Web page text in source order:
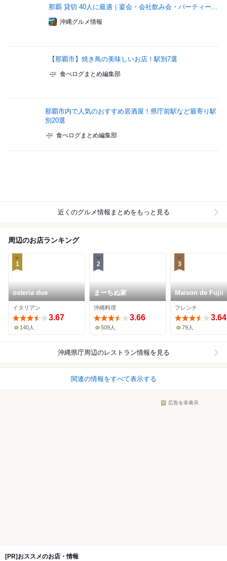
那覇 貸切 40人に最適｜宴会・会社飲み会・パーティー...
沖縄グルメ情報
【那覇市】焼き鳥の美味しいお店！駅別7選
食べログまとめ編集部
那覇市内で人気のおすすめ居酒屋！県庁前駅など最寄り駅
別20選
食べログまとめ編集部
近くのグルメ情報まとめをもっと見る
周辺のお店ランキング
1
osteria due
イタリアン
3.67
140人
2
まーちぬ家
沖縄料理
3.66
509人
3
Maison de Fujii
フレンチ
3.64
79人
沖縄県庁周辺のレストラン情報を見る
関連の情報をすべて表示する
広告を非表示
[PR]おススメのお店・情報